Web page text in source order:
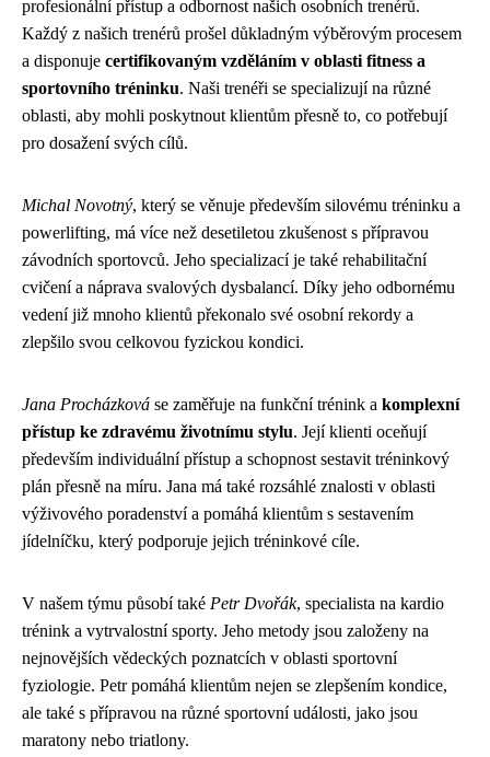
profesionální přístup a odbornost našich osobních trenérů.
Každý z našich trenérů prošel důkladným výběrovým procesem
a disponuje certifikovaným vzděláním v oblasti fitness a
sportovního tréninku. Naši trenéři se specializují na různé
oblasti, aby mohli poskytnout klientům přesně to, co potřebují
pro dosažení svých cílů.
Michal Novotný, který se věnuje především silovému tréninku a
powerlifting, má více než desetiletou zkušenost s přípravou
závodních sportovců. Jeho specializací je také rehabilitační
cvičení a náprava svalových dysbalancí. Díky jeho odbornému
vedení již mnoho klientů překonalo své osobní rekordy a
zlepšilo svou celkovou fyzickou kondici.
Jana Procházková se zaměřuje na funkční trénink a komplexní
přístup ke zdravému životnímu stylu. Její klienti oceňují
především individuální přístup a schopnost sestavit tréninkový
plán přesně na míru. Jana má také rozsáhlé znalosti v oblasti
výživového poradenství a pomáhá klientům s sestavením
jídelníčku, který podporuje jejich tréninkové cíle.
V našem týmu působí také Petr Dvořák, specialista na kardio
trénink a vytrvalostní sporty. Jeho metody jsou založeny na
nejnovějších vědeckých poznatcích v oblasti sportovní
fyziologie. Petr pomáhá klientům nejen se zlepšením kondice,
ale také s přípravou na různé sportovní události, jako jsou
maratony nebo triatlony.